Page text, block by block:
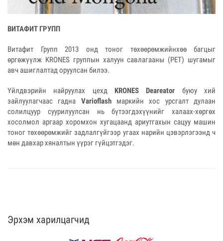
ВИТАФИТ ГРУПП
Витафит Групп 2013 онд тоног төхөөрөмжийнхөө багцыг
өргөжүүлж KRONES группын халуун савлагааны (PET) шугамыг
авч ашиглалтад оруулсан билээ.
Үйлдвэрийн найруулах цехд KRONES Deareator буюу хий
зайлуулагчаас гадна Varioflashмаркийн хос урсгалт дулаан
солилцуур суурилуулсан нь бүтээгдэхүүнийг халаах-хөргөх
хосолмол аргаар хоромхон хугацаанд ариутгахын сацуу машин
тоног төхөөрөмжийг задлалгүйгээр угаах нарийн цэвэрлэгээнд ч
мөн давхар хяналтын үүрэг гүйцэтгэдэг.
Эрхэм харилцагчид